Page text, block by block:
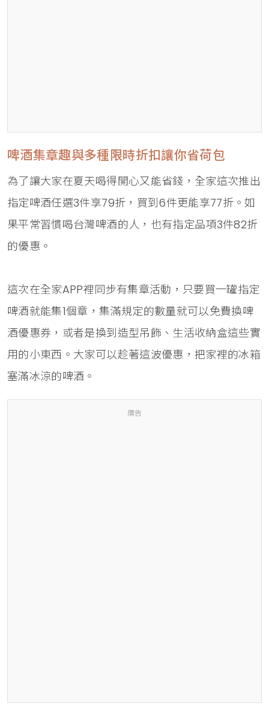
啤酒集章趣與多種限時折扣讓你省荷包
為了讓大家在夏天喝得開心又能省錢，全家這次推出
指定啤酒任選3件享79折，買到6件更能享77折。如
果平常習慣喝台灣啤酒的人，也有指定品項3件82折
的優惠。
這次在全家APP裡同步有集章活動，只要買一罐指定
啤酒就能集1個章，集滿規定的數量就可以免費換啤
酒優惠券，或者是換到造型吊飾、生活收納盒這些實
用的小東西。大家可以趁著這波優惠，把家裡的冰箱
塞滿冰涼的啤酒。
廣告